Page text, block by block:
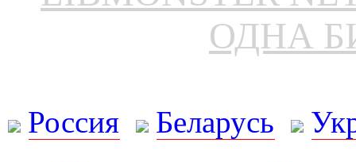
ОДНА
Россия Беларусь